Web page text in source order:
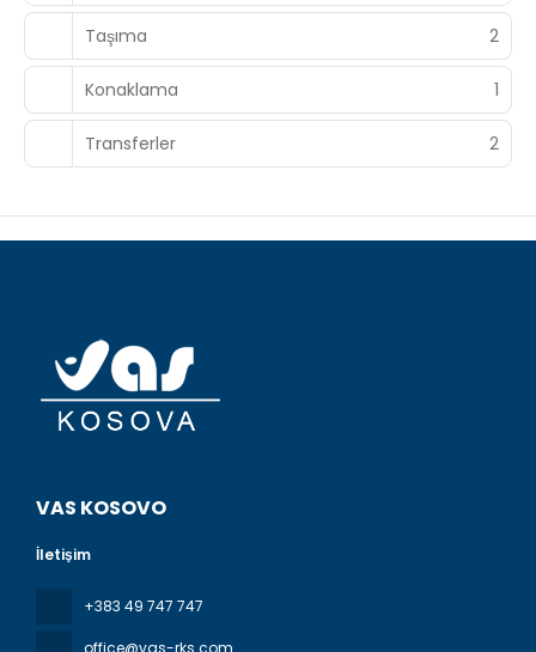
Taşıma 2
Konaklama 1
Transferler 2
VAS KOSOVO
İletişim
+383 49 747 747